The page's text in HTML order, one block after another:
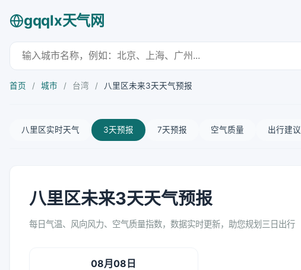
gqqlx天气网
首页 / 城市 / 台湾 / 八里区未来3天天气预报
八里区实时天气 3天预报 7天预报 空气质量 出行建议
八里区未来3天天气预报
每日气温、风向风力、空气质量指数，数据实时更新，助您规划三日出行
08月08日